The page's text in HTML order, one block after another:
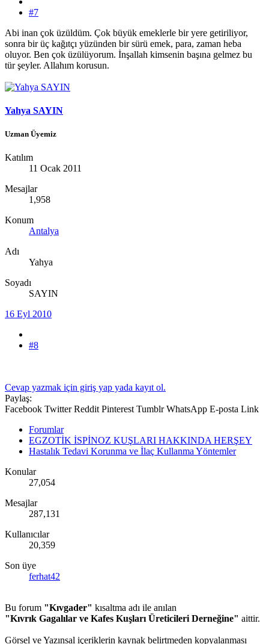
#7
Abi inan çok üzüldüm. Çok büyük emeklerle bir yere getiriliyor,
sonra bir üç kağıtçı yüzünden bir sürü emek, para, zaman heba
oluyor. Ben çok üzülüyorum. İnşallah kimsenin başına gelmez bu
tür şeyler. Allahım korusun.
Yahya SAYIN
Uzman Üyemiz
Katılım
11 Ocak 2011
Mesajlar
1,958
Konum
Antalya
Adı
Yahya
Soyadı
SAYIN
16 Eyl 2010
#8
Cevap yazmak için giriş yap yada kayıt ol.
Paylaş:
Facebook Twitter Reddit Pinterest Tumblr WhatsApp E-posta Link
Forumlar
EGZOTİK İSPİNOZ KUŞLARI HAKKINDA HERŞEY
Hastalık Tedavi Korunma ve İlaç Kullanma Yöntemler
Konular
27,054
Mesajlar
287,131
Kullanıcılar
20,359
Son üye
ferhat42
Bu forum "Kıvgader" kısaltma adı ile anılan
"Kıvrık Gagalılar ve Kafes Kuşları Üreticileri Derneğine" aittir.
Görsel ve Yazınsal içeriklerin kaynak belirtmeden kopyalanması